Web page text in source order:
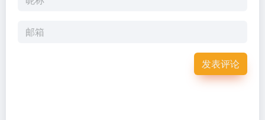
发表评论